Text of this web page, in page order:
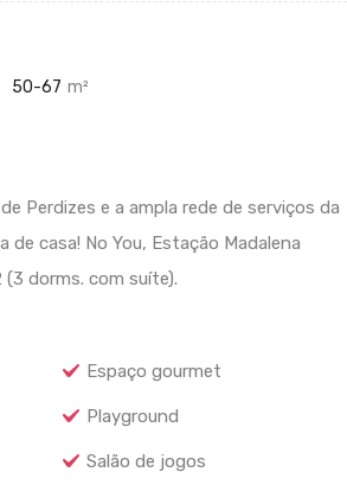
50-67 m²
Perdizes e a ampla rede de serviços da
casa! No You, Estação Madalena
dorms. com suíte).
Espaço gourmet
Playground
Salão de jogos